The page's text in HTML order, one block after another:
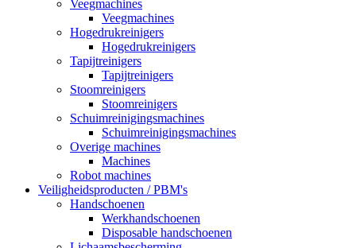
Veegmachines
Veegmachines
Hogedrukreinigers
Hogedrukreinigers
Tapijtreinigers
Tapijtreinigers
Stoomreinigers
Stoomreinigers
Schuimreinigingsmachines
Schuimreinigingsmachines
Overige machines
Machines
Robot machines
Veiligheidsproducten / PBM's
Handschoenen
Werkhandschoenen
Disposable handschoenen